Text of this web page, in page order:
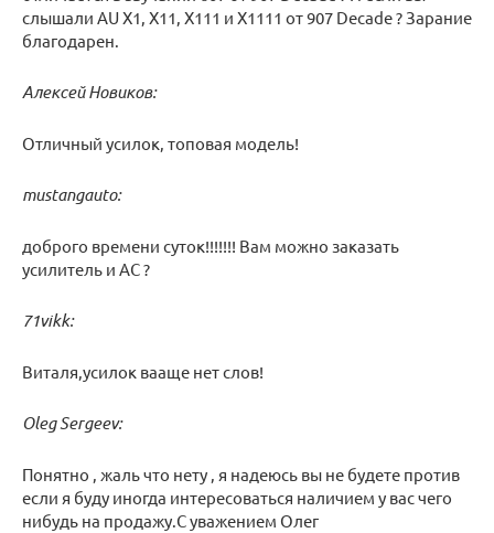
слышали AU X1, X11, X111 и X1111 от 907 Decade ? Зарание
благодарен.
Алексей Новиков:
Отличный усилок, топовая модель!
mustangauto:
доброго времени суток!!!!!!! Вам можно заказать
усилитель и АС ?
71vikk:
Виталя,усилок вааще нет слов!
Oleg Sergeev:
Понятно , жаль что нету , я надеюсь вы не будете против
если я буду иногда интересоваться наличием у вас чего
нибудь на продажу.С уважением Олег